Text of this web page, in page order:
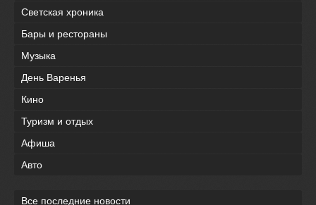
Светская хроника
Бары и рестораны
Музыка
День Варенья
Кино
Туризм и отдых
Афиша
Авто
Все последние новости